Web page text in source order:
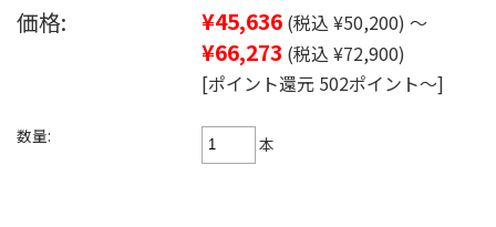
価格: ¥45,636 (税込 ¥50,200) ～
¥66,273 (税込 ¥72,900)
[ポイント還元 502ポイント～]
数量: 本